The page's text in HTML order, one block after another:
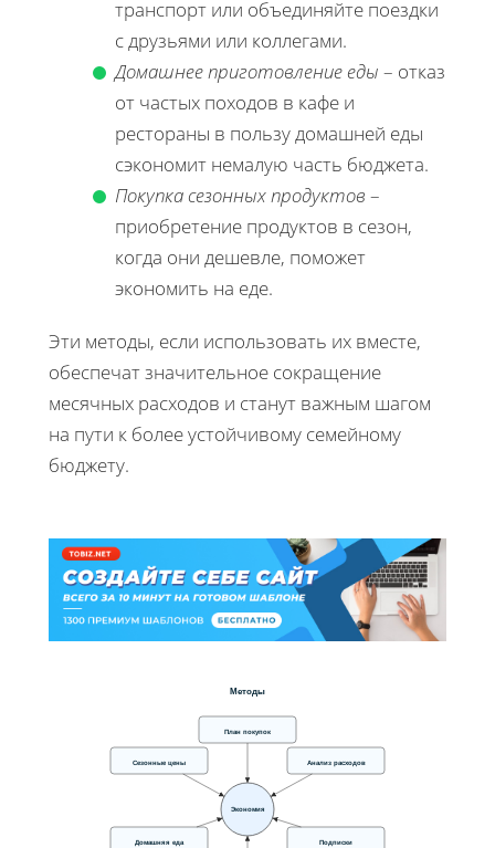
транспорт или объединяйте поездки
с друзьями или коллегами.
Домашнее приготовление еды – отказ
от частых походов в кафе и
рестораны в пользу домашней еды
сэкономит немалую часть бюджета.
Покупка сезонных продуктов –
приобретение продуктов в сезон,
когда они дешевле, поможет
экономить на еде.
Эти методы, если использовать их вместе,
обеспечат значительное сокращение
месячных расходов и станут важным шагом
на пути к более устойчивому семейному
бюджету.
Методы
План покупок
Анализ расходов
Подписки
Домашняя еда
Сезонные цены
Экономия